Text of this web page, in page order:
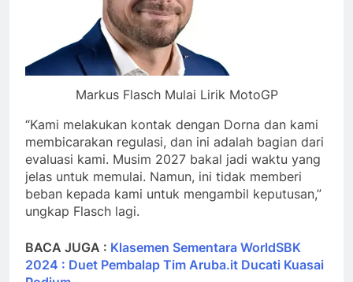
Markus Flasch Mulai Lirik MotoGP
“Kami melakukan kontak dengan Dorna dan kami
membicarakan regulasi, dan ini adalah bagian dari
evaluasi kami. Musim 2027 bakal jadi waktu yang
jelas untuk memulai. Namun, ini tidak memberi
beban kepada kami untuk mengambil keputusan,”
ungkap Flasch lagi.
BACA JUGA : Klasemen Sementara WorldSBK
2024 : Duet Pembalap Tim Aruba.it Ducati Kuasai